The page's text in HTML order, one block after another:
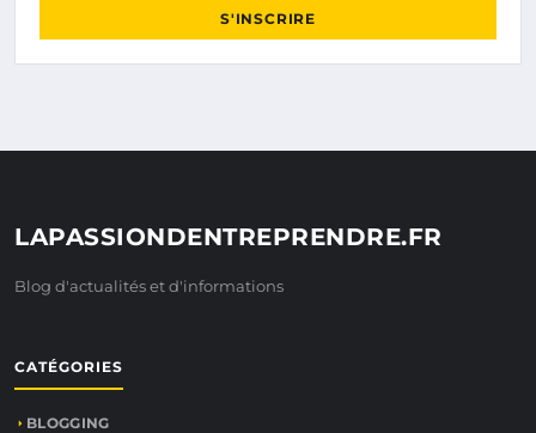
S'INSCRIRE
LAPASSIONDENTREPRENDRE.FR
Blog d'actualités et d'informations
CATÉGORIES
BLOGGING